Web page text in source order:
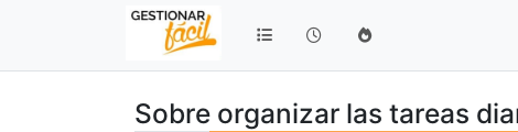
Sobre organizar las tareas